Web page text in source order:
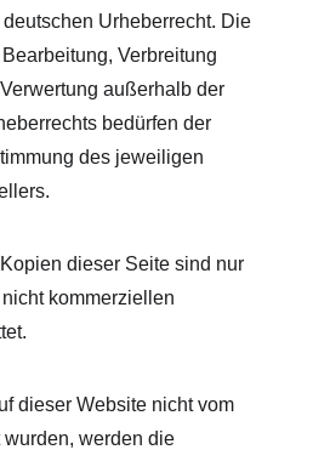
Urheberrecht. Die
Verbreitung
außerhalb der
bedürfen der
des jeweiligen
dieser Seite sind nur
kommerziellen
dieser Website nicht vom
wurden, werden die